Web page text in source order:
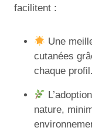
facilitent :
Une
cutanées
chaque profil.
nature,